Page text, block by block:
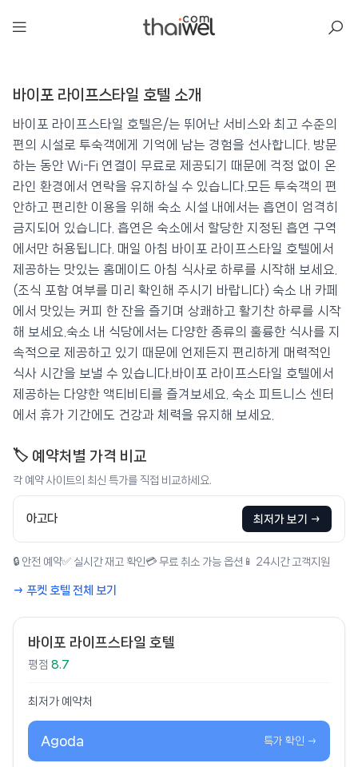
바이포 라이프스타일 호텔
📍 푸켓★★★ ⭐ 8.7
💰 최저가 확인 · 예약하기
바이포 라이프스타일 호텔 소개
바이포 라이프스타일 호텔은/는 뛰어난 서비스와 최고 수준의
편의 시설로 투숙객에게 기억에 남는 경험을 선사합니다. 방문
하는 동안 Wi-Fi 연결이 무료로 제공되기 때문에 걱정 없이 온
라인 환경에서 연락을 유지하실 수 있습니다.모든 투숙객의 편
안하고 편리한 이용을 위해 숙소 시설 내에서는 흡연이 엄격히
금지되어 있습니다. 흡연은 숙소에서 할당한 지정된 흡연 구역
에서만 허용됩니다. 매일 아침 바이포 라이프스타일 호텔에서
제공하는 맛있는 홈메이드 아침 식사로 하루를 시작해 보세요.
(조식 포함 여부를 미리 확인해 주시기 바랍니다) 숙소 내 카페
에서 맛있는 커피 한 잔을 즐기며 상쾌하고 활기찬 하루를 시작
해 보세요.숙소 내 식당에서는 다양한 종류의 훌륭한 식사를 지
속적으로 제공하고 있기 때문에 언제든지 편리하게 매력적인
식사 시간을 보낼 수 있습니다.바이포 라이프스타일 호텔에서
제공하는 다양한 액티비티를 즐겨보세요. 숙소 피트니스 센터
에서 휴가 기간에도 건강과 체력을 유지해 보세요.
🏷️ 예약처별 가격 비교
각 예약 사이트의 최신 특가를 직접 비교하세요.
아고다 최저가 보기 →
🔒 안전 예약✅ 실시간 재고 확인 💳 무료 취소 가능 옵션 📱 24시간 고객지원
→ 푸켓 호텔 전체 보기
바이포 라이프스타일 호텔
평점 8.7
최저가 예약처
Agoda 특가 확인 →